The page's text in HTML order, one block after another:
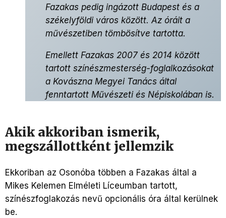
Fazakas pedig ingázott Budapest és a
székelyföldi város között. Az óráit a
művészetiben tömbösítve tartotta.
Emellett Fazakas 2007 és 2014 között
tartott színészmesterség-foglalkozásokat
a Kovászna Megyei Tanács által
fenntartott Művészeti és Népiskolában is.
Akik akkoriban ismerik,
megszállottként jellemzik
Ekkoriban az Osonóba többen a Fazakas által a
Mikes Kelemen Elméleti Líceumban tartott,
színészfoglakozás nevű opcionális óra által kerülnek
be.